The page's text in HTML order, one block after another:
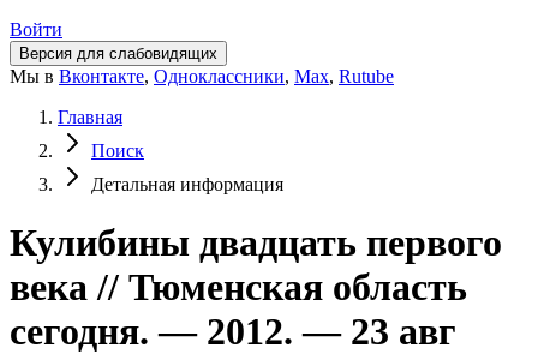
Войти
Версия для слабовидящих
Мы в Вконтакте, Одноклассники, Max, Rutube
Главная
Поиск
Детальная информация
Кулибины двадцать первого
века // Тюменская область
сегодня. — 2012. — 23 авг